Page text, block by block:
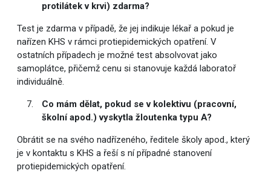
protilátek v krvi) zdarma?
Test je zdarma v případě, že jej indikuje lékař a pokud je
nařízen KHS v rámci protiepidemických opatření. V
ostatních případech je možné test absolvovat jako
samoplátce, přičemž cenu si stanovuje každá laboratoř
individuálně.
Co mám dělat, pokud se v kolektivu (pracovní,
školní apod.) vyskytla žloutenka typu A?
Obrátit se na svého nadřízeného, ředitele školy apod., který
je v kontaktu s KHS a řeší s ní případné stanovení
protiepidemických opatření.